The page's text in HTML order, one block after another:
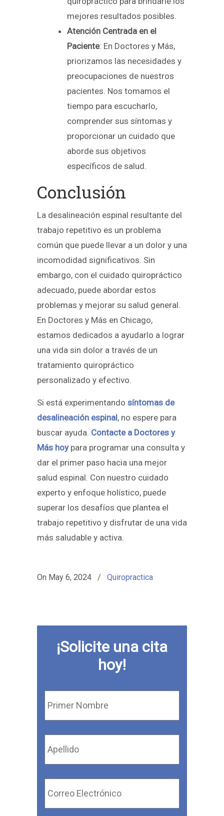
mejores resultados posibles.
Atención Centrada en el
Paciente: En Doctores y Más,
priorizamos las necesidades y
preocupaciones de nuestros
pacientes. Nos tomamos el
tiempo para escucharlo,
comprender sus síntomas y
proporcionar un cuidado que
aborde sus objetivos
específicos de salud.
Conclusión
La desalineación espinal resultante del
trabajo repetitivo es un problema
común que puede llevar a un dolor y una
incomodidad significativos. Sin
embargo, con el cuidado quiropráctico
adecuado, puede abordar estos
problemas y mejorar su salud general.
En Doctores y Más en Chicago,
estamos dedicados a ayudarlo a lograr
una vida sin dolor a través de un
tratamiento quiropráctico
personalizado y efectivo.
Si está experimentando síntomas de
desalineación espinal, no espere para
buscar ayuda. Contacte a Doctores y
Más hoypara programar una consulta y
dar el primer paso hacia una mejor
salud espinal. Con nuestro cuidado
experto y enfoque holístico, puede
superar los desafíos que plantea el
trabajo repetitivo y disfrutar de una vida
más saludable y activa.
On May 6, 2024 / Quiropractica
¡Solicite una cita
hoy!
Primer
Nombre
*
Apellido *
Correo
Electrónico
*